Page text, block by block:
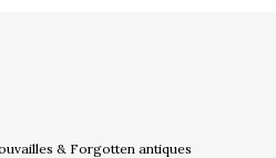
& Forgotten antiques